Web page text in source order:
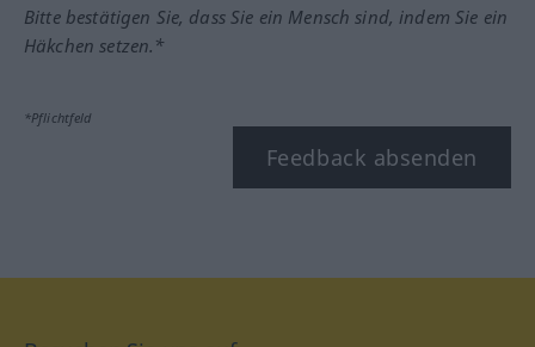
Bitte bestätigen Sie, dass Sie ein Mensch sind, indem Sie ein
Häkchen setzen.*
*Pflichtfeld
Feedback absenden